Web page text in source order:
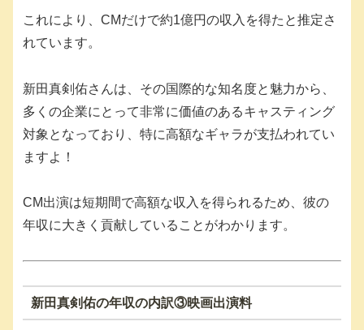
これにより、CMだけで約1億円の収入を得たと推定さ
れています。
新田真剣佑さんは、その国際的な知名度と魅力から、
多くの企業にとって非常に価値のあるキャスティング
対象となっており、特に高額なギャラが支払われてい
ますよ！
CM出演は短期間で高額な収入を得られるため、彼の
年収に大きく貢献していることがわかります。
新田真剣佑の年収の内訳③映画出演料